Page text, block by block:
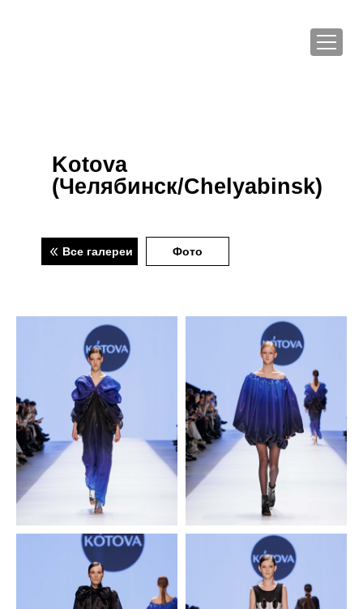
Kotova
(Челябинск/Chelyabinsk)
Все галереи Фото